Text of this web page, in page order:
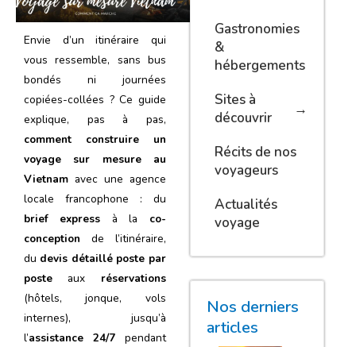
Envie d’un itinéraire qui
vous ressemble, sans bus
bondés ni journées
copiées-collées ? Ce guide
explique, pas à pas,
comment construire un
voyage sur mesure au
Vietnam avec une agence
locale francophone : du
brief express à la co-
conception de l’itinéraire,
du devis détaillé poste par
poste aux réservations
(hôtels, jonque, vols
internes), jusqu’à
l’assistance 24/7pendant
Gastronomies
&
hébergements
Sites à
découvrir
Récits de nos
voyageurs
Actualités
voyage
Nos derniers
articles